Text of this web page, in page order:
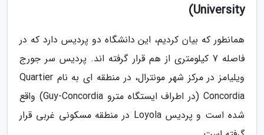
University)
همانطور که بیان کردیم، این دانشگاه دو پردیس دارد که در
فاصله 7 کیلومتری از هم قرار گرفته اند. پردیس سر جورج
ویلیامز در مرکز شهر مونترال، در منطقه ای به نام Quartier
Concordia (در اطراف ایستگاه مترو Guy-Concordia) واقع
شده است و پردیس Loyola در منطقه مسکونی غربی قرار